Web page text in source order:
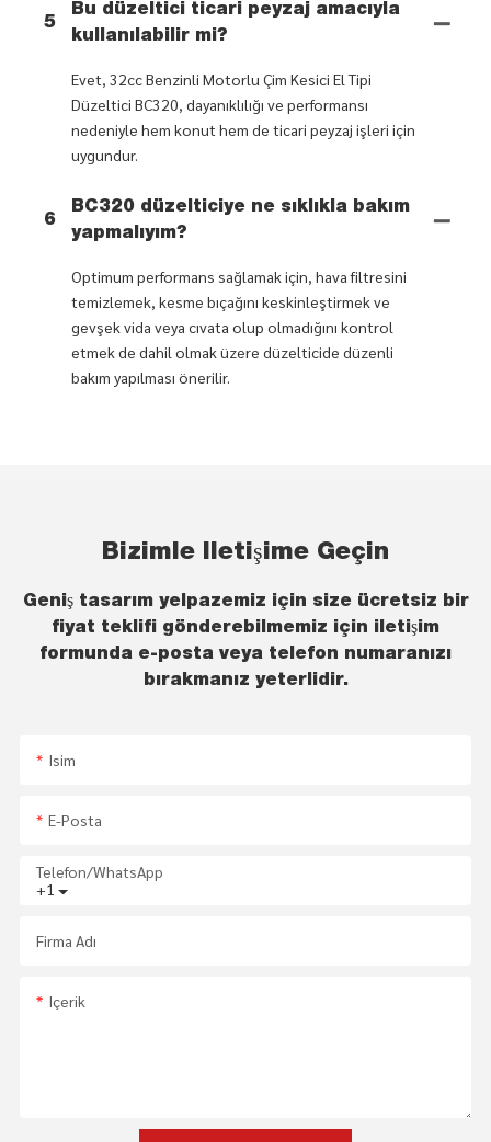
5
Bu düzeltici ticari peyzaj amacıyla
kullanılabilir mi?
Evet, 32cc Benzinli Motorlu Çim Kesici El Tipi
Düzeltici BC320, dayanıklılığı ve performansı
nedeniyle hem konut hem de ticari peyzaj işleri için
uygundur.
6
BC320 düzelticiye ne sıklıkla bakım
yapmalıyım?
Optimum performans sağlamak için, hava filtresini
temizlemek, kesme bıçağını keskinleştirmek ve
gevşek vida veya cıvata olup olmadığını kontrol
etmek de dahil olmak üzere düzelticide düzenli
bakım yapılması önerilir.
Bizimle Iletişime Geçin
Geniş tasarım yelpazemiz için size ücretsiz bir
fiyat teklifi gönderebilmemiz için iletişim
formunda e-posta veya telefon numaranızı
bırakmanız yeterlidir.
Isim
E-Posta
+1
Telefon/WhatsApp
Firma Adı
Içerik